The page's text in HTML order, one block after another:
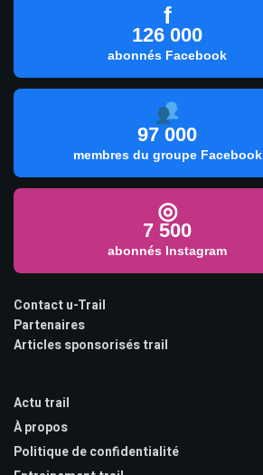
f
126 000
abonnés Facebook
97 000
membres du groupe Facebook
◎
7 500
abonnés Instagram
Contact u-Trail
Partenaires
Articles sponsorisés trail
Actu trail
À propos
Politique de confidentialité